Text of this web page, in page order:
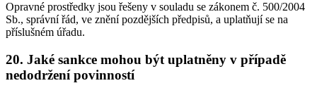
Opravné prostředky jsou řešeny v souladu se zákonem č. 500/2004
Sb., správní řád, ve znění pozdějších předpisů, a uplatňují se na
příslušném úřadu.
20. Jaké sankce mohou být uplatněny v případě
nedodržení povinností